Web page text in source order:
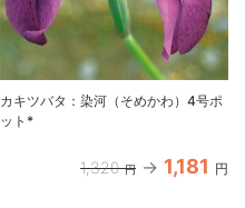
カキツバタ：染河（そめかわ）4号ポ
ット*
1,320 円 1,181 円